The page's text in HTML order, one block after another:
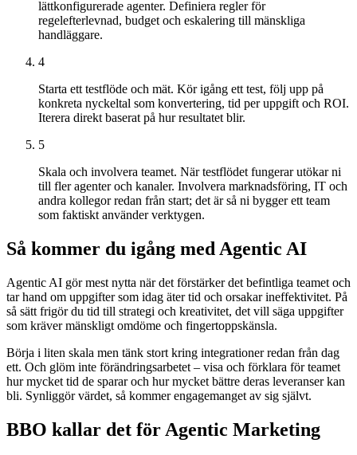
lättkonfigurerade agenter. Definiera regler för
regelefterlevnad, budget och eskalering till mänskliga
handläggare.
4
Starta ett testflöde och mät. Kör igång ett test, följ upp på
konkreta nyckeltal som konvertering, tid per uppgift och ROI.
Iterera direkt baserat på hur resultatet blir.
5
Skala och involvera teamet. När testflödet fungerar utökar ni
till fler agenter och kanaler. Involvera marknadsföring, IT och
andra kollegor redan från start; det är så ni bygger ett team
som faktiskt använder verktygen.
Så kommer du igång med Agentic AI
Agentic AI gör mest nytta när det förstärker det befintliga teamet och
tar hand om uppgifter som idag äter tid och orsakar ineffektivitet. På
så sätt frigör du tid till strategi och kreativitet, det vill säga uppgifter
som kräver mänskligt omdöme och fingertoppskänsla.
Börja i liten skala men tänk stort kring integrationer redan från dag
ett. Och glöm inte förändringsarbetet – visa och förklara för teamet
hur mycket tid de sparar och hur mycket bättre deras leveranser kan
bli. Synliggör värdet, så kommer engagemanget av sig självt.
BBO kallar det för Agentic Marketing